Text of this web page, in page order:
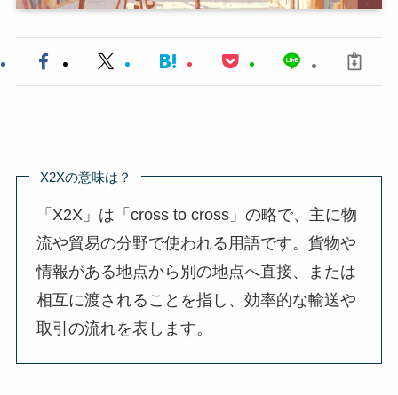
X2Xの意味は？
「X2X」は「cross to cross」の略で、主に物
流や貿易の分野で使われる用語です。貨物や
情報がある地点から別の地点へ直接、または
相互に渡されることを指し、効率的な輸送や
取引の流れを表します。